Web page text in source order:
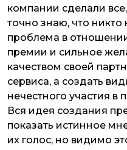
компании сделали
точно знаю, что
проблема в
премии и сильное
качеством своей
сервиса, а создать
нечестного участия
Вся идея создания
показать истинное
их голос, но видимо